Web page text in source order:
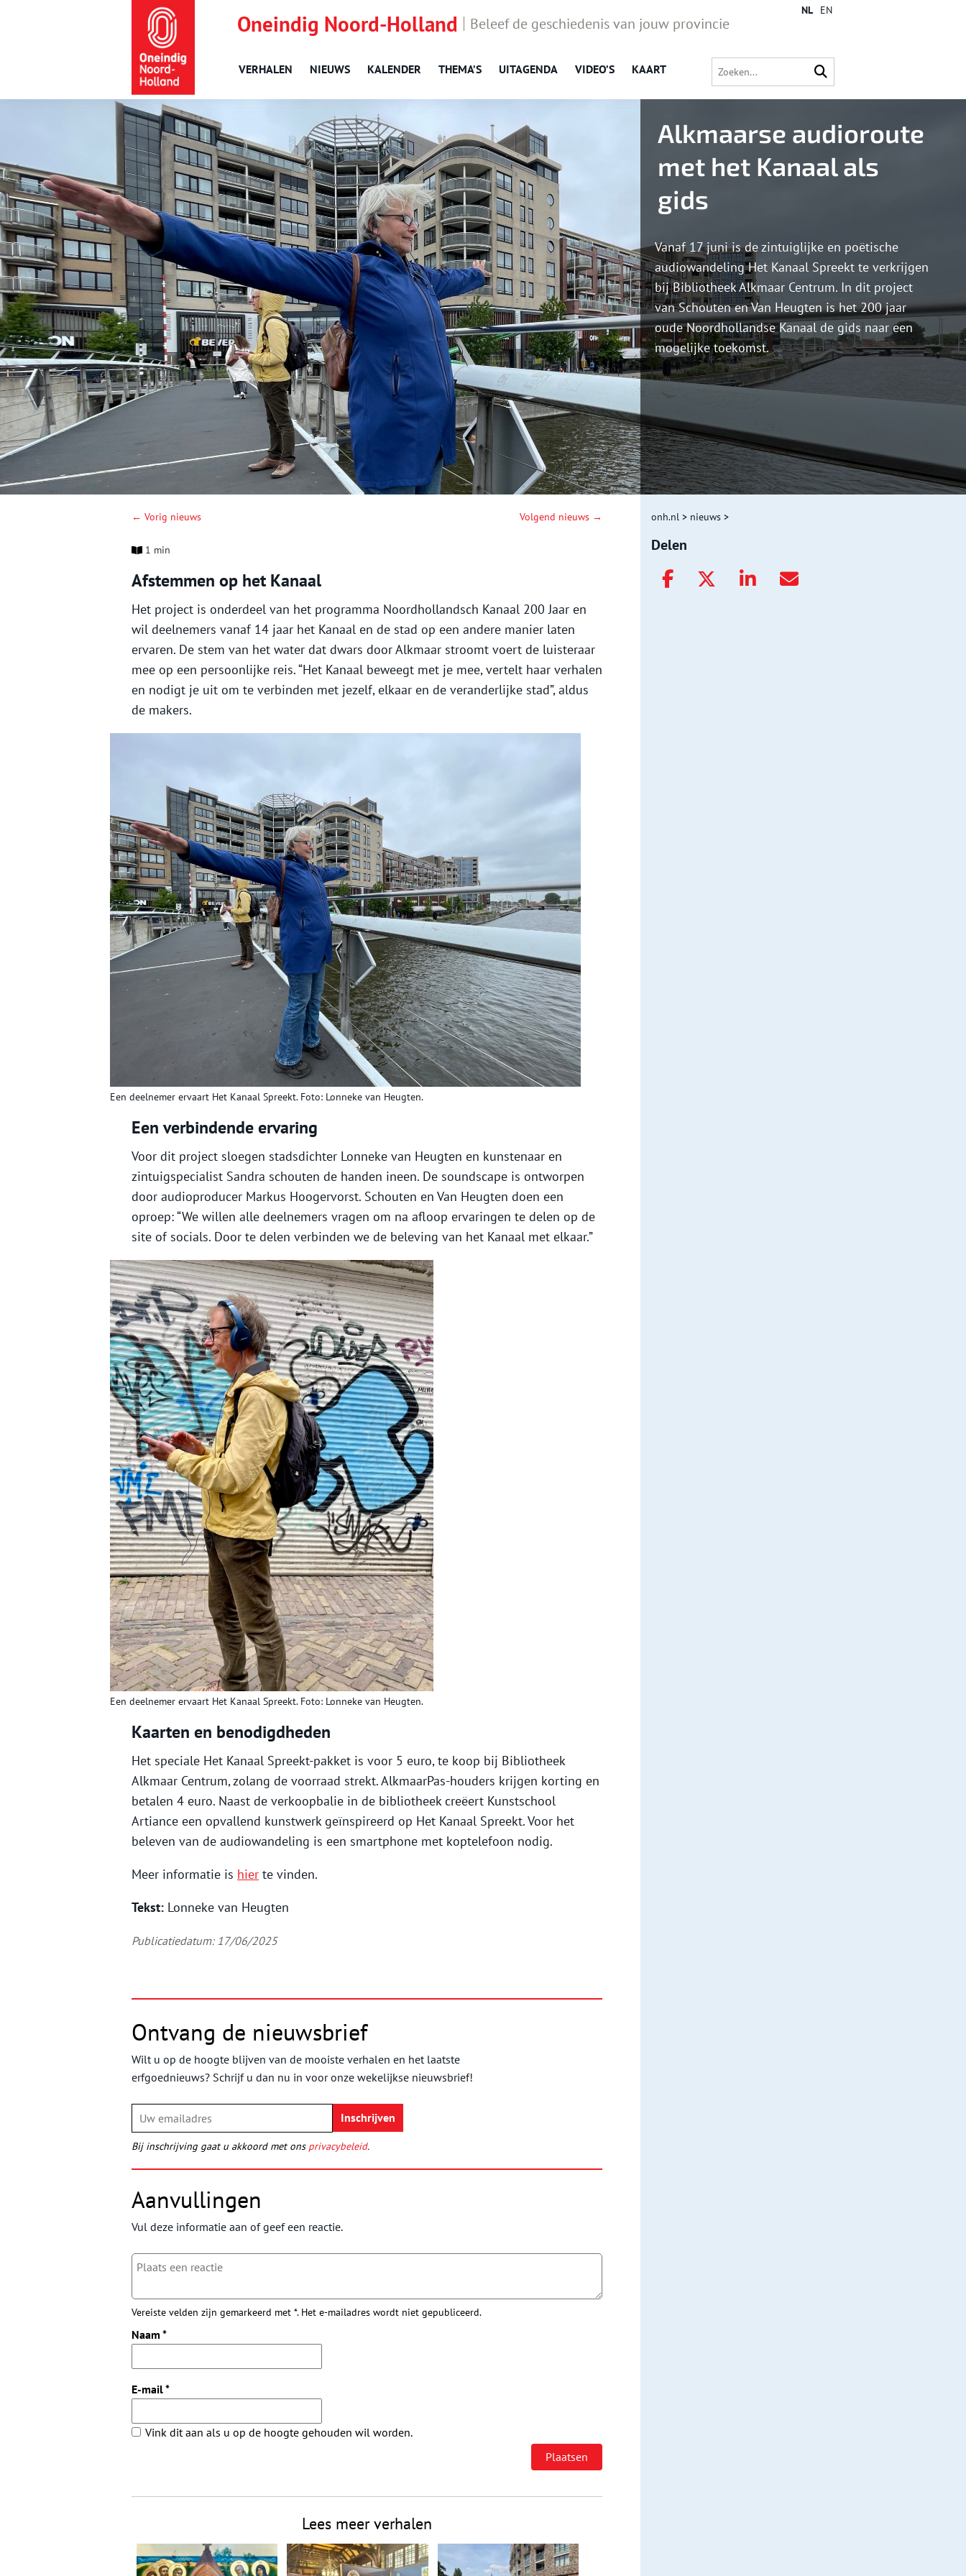
Oneindig Noord-Holland Beleef de geschiedenis van jouw provincie
VERHALEN NIEUWS KALENDER THEMA’S UITAGENDA VIDEO’S KAART
NL EN
Alkmaarse audioroute
met het Kanaal als
gids
Vanaf 17 juni is de zintuiglijke en poëtische
audiowandeling Het Kanaal Spreekt te verkrijgen
bij Bibliotheek Alkmaar Centrum. In dit project
van Schouten en Van Heugten is het 200 jaar
oude Noordhollandse Kanaal de gids naar een
mogelijke toekomst.
← Vorig nieuws Volgend nieuws →
1 min
Afstemmen op het Kanaal
Het project is onderdeel van het programma Noordhollandsch Kanaal 200 Jaar en
wil deelnemers vanaf 14 jaar het Kanaal en de stad op een andere manier laten
ervaren. De stem van het water dat dwars door Alkmaar stroomt voert de luisteraar
mee op een persoonlijke reis. “Het Kanaal beweegt met je mee, vertelt haar verhalen
en nodigt je uit om te verbinden met jezelf, elkaar en de veranderlijke stad”, aldus
de makers.
Een deelnemer ervaart Het Kanaal Spreekt. Foto: Lonneke van Heugten.
Een verbindende ervaring
Voor dit project sloegen stadsdichter Lonneke van Heugten en kunstenaar en
zintuigspecialist Sandra schouten de handen ineen. De soundscape is ontworpen
door audioproducer Markus Hoogervorst. Schouten en Van Heugten doen een
oproep: “We willen alle deelnemers vragen om na afloop ervaringen te delen op de
site of socials. Door te delen verbinden we de beleving van het Kanaal met elkaar.”
Een deelnemer ervaart Het Kanaal Spreekt. Foto: Lonneke van Heugten.
Kaarten en benodigdheden
Het speciale Het Kanaal Spreekt-pakket is voor 5 euro, te koop bij Bibliotheek
Alkmaar Centrum, zolang de voorraad strekt. AlkmaarPas-houders krijgen korting en
betalen 4 euro. Naast de verkoopbalie in de bibliotheek creëert Kunstschool
Artiance een opvallend kunstwerk geïnspireerd op Het Kanaal Spreekt. Voor het
beleven van de audiowandeling is een smartphone met koptelefoon nodig.
Meer informatie is hier te vinden.
Tekst: Lonneke van Heugten
Publicatiedatum: 17/06/2025
Ontvang de nieuwsbrief
Wilt u op de hoogte blijven van de mooiste verhalen en het laatste
erfgoednieuws? Schrijf u dan nu in voor onze wekelijkse nieuwsbrief!
Bij inschrijving gaat u akkoord met ons privacybeleid.
Aanvullingen
Vul deze informatie aan of geef een reactie.
Vereiste velden zijn gemarkeerd met *. Het e-mailadres wordt niet gepubliceerd.
Naam *
E-mail*
Vink dit aan als u op de hoogte gehouden wil worden.
Lees meer verhalen
onh.nl > nieuws >
Delen